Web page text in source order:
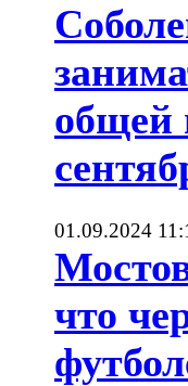
общей
01.09.2024
что